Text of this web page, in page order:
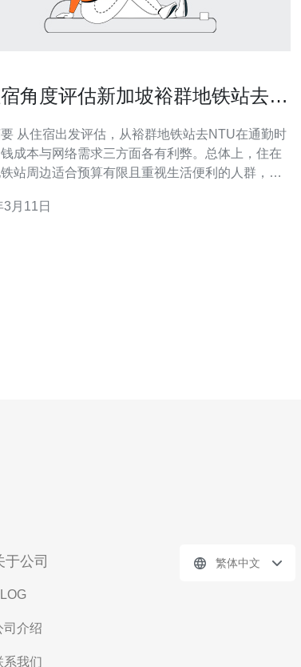
角度评估新加坡裕群地铁站去
从住宿出发评估，从裕群地铁站去NTU在通勤时
成本与网络需求三方面各有利弊。总体上，住在
站周边适合预算有限且重视生活便利的人群，但
需要稳定学术研究或线上课程的学生和创业者，
月11日
于公司
司介绍
系我们
繁体中文